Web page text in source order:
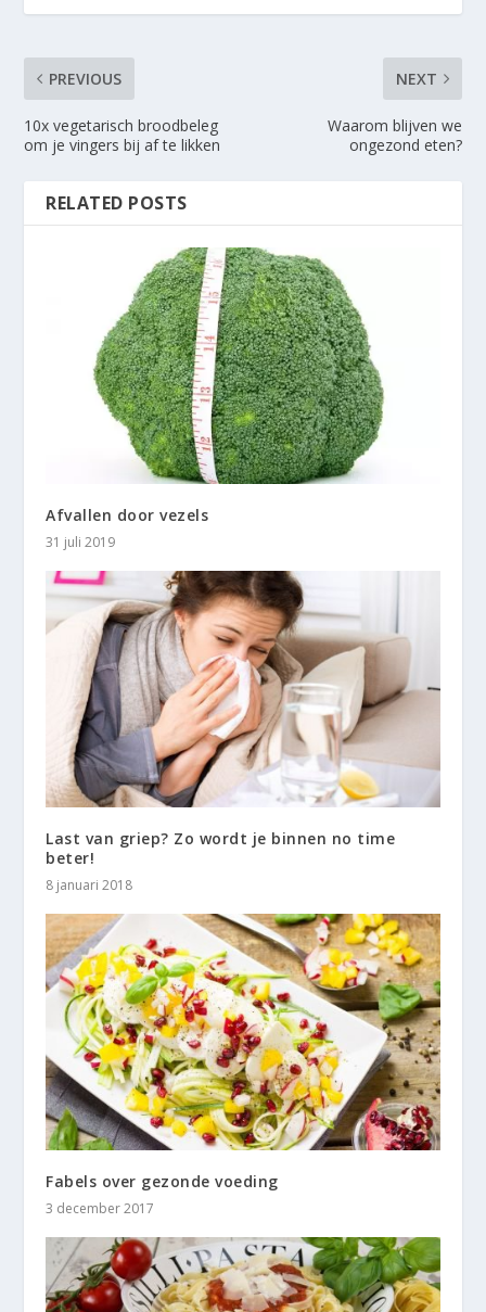
PREVIOUS
10x vegetarisch broodbeleg
om je vingers bij af te likken
NEXT
Waarom blijven we
ongezond eten?
RELATED POSTS
Afvallen door vezels
31 juli 2019
Last van griep? Zo wordt je binnen no time
beter!
8 januari 2018
Fabels over gezonde voeding
3 december 2017